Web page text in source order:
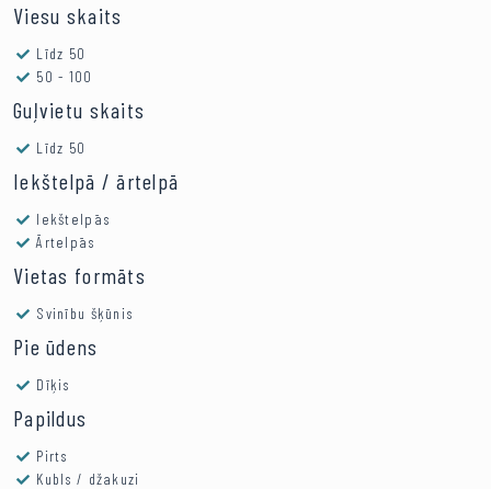
Viesu skaits
Līdz 50
50 - 100
Guļvietu skaits
Līdz 50
Iekštelpā / ārtelpā
Iekštelpās
Ārtelpās
Vietas formāts
Svinību šķūnis
Pie ūdens
Dīķis
Papildus
Pirts
Kubls / džakuzi